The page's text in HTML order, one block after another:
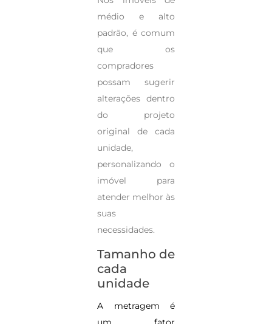
médio e alto
padrão, é comum
que os
compradores
possam sugerir
alterações dentro
do projeto
original de cada
unidade,
personalizando o
imóvel para
atender melhor às
suas
necessidades.
Tamanho de
cada
unidade
A metragem é